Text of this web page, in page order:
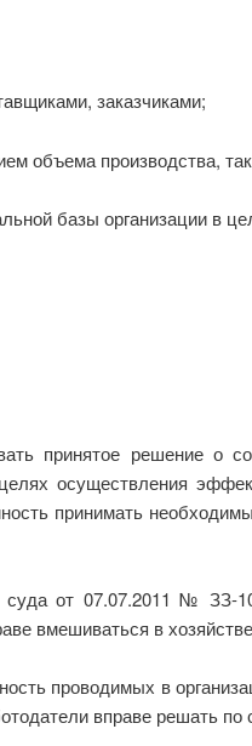
заказчиками;
объема производства,
базы организации в
принятое решение о
осуществления
принимать
от 07.07.2011 № ЗЗ-
вмешиваться в
проводимых в
вправе решать